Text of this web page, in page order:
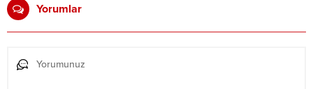
Yorumlar